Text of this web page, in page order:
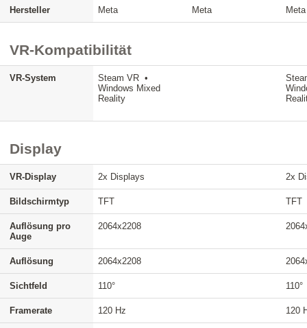
Hersteller Meta Meta Meta
VR-Kompatibilität
VR-System
Steam VR •
Windows Mixed
Reality
Display
VR-Display 2x Displays 2x
Bildschirmtyp TFT TFT
Auflösung pro
Auge
2064x2208
Auflösung 2064x2208
Sichtfeld 110° 110°
Framerate 120 Hz 120